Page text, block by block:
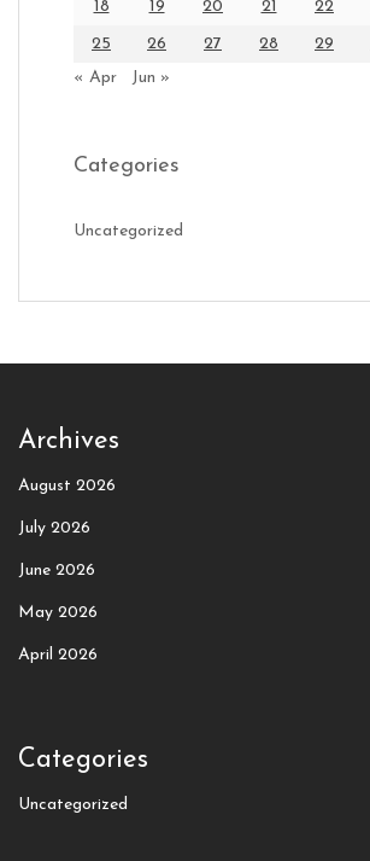
18 19 20 21 22
25 26 27 28 29
« Apr
Jun »
Categories
Uncategorized
Archives
August 2026
July 2026
June 2026
May 2026
April 2026
Categories
Uncategorized